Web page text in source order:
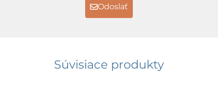
Odoslať
Súvisiace produkty